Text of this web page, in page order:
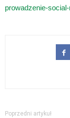
prowadzenie-
Poprzedni artykuł